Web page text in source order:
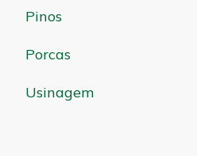
Pinos
Porcas
Usinagem